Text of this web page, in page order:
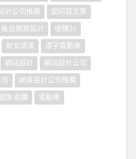
計公司推薦
如何寫文案
後台網頁設計
收購3c
新北清潔
潭子電動車
網站設計
網站設計公司
網頁設計公司推薦
頭 收購 電動車